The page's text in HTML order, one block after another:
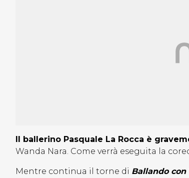
Il ballerino Pasquale La Rocca è
Wanda Nara. Come verrà eseguita la
Mentre continua il torne di Ballando con